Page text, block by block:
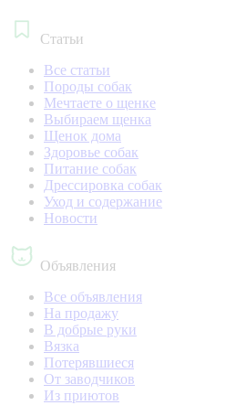
Статьи
Все статьи
Породы собак
Мечтаете о щенке
Выбираем щенка
Щенок дома
Здоровье собак
Питание собак
Дрессировка собак
Уход и содержание
Новости
Объявления
Все объявления
На продажу
В добрые руки
Вязка
Потерявшиеся
От заводчиков
Из приютов